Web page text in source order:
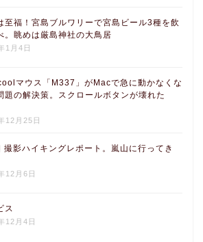
至福！宮島ブルワリーで宮島ビール3種を飲
。眺めは厳島神社の大鳥居
1月4日
マウス「M337」がMacで急に動かなくな
題の解決策。スクロールボタンが壊れた
12月25日
撮影ハイキングレポート。嵐山に行ってき
12月6日
ス
12月4日